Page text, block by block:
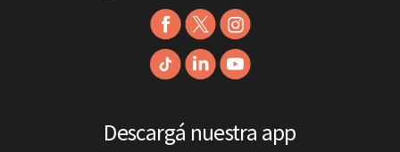
Descargá nuestra app